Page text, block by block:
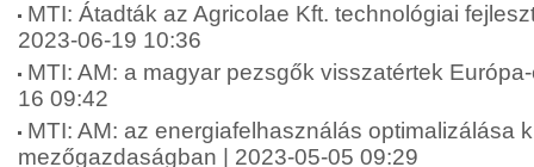
MTI: Átadták az Agricolae Kft. technológiai
2023-06-19 10:36
MTI: AM: a magyar pezsgők visszatértek
16 09:42
MTI: AM: az energiafelhasználás optimalizálása
mezőgazdaságban | 2023-05-05 09:29